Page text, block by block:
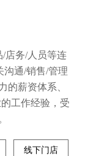
店务/人员等连
沟通/销售/管理
的薪资体系、
工作经验，受
线下门店